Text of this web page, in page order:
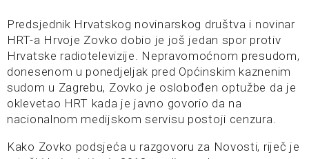
Predsjednik Hrvatskog novinarskog društva i novinar
HRT-a Hrvoje Zovko dobio je još jedan spor protiv
Hrvatske radiotelevizije. Nepravomoćnom presudom,
donesenom u ponedjeljak pred Općinskim kaznenim
sudom u Zagrebu, Zovko je oslobođen optužbe da je
oklevetao HRT kada je javno govorio da na
nacionalnom medijskom servisu postoji cenzura.
Kako Zovko podsjeća u razgovoru za Novosti, riječ je